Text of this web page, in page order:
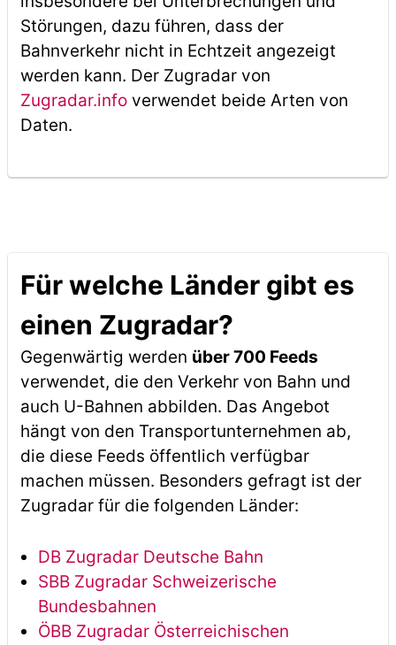
Störungen, dazu führen, dass der
Bahnverkehr nicht in Echtzeit angezeigt
werden kann. Der Zugradar von
Zugradar.infoverwendet beide Arten von
Daten.
Für welche Länder gibt es
einen Zugradar?
Gegenwärtig werden über 700 Feeds
verwendet, die den Verkehr von Bahn und
auch U-Bahnen abbilden. Das Angebot
hängt von den Transportunternehmen ab,
die diese Feeds öffentlich verfügbar
machen müssen. Besonders gefragt ist der
Zugradar für die folgenden Länder:
DB Zugradar Deutsche Bahn
SBB Zugradar Schweizerische
Bundesbahnen
ÖBB Zugradar Österreichischen